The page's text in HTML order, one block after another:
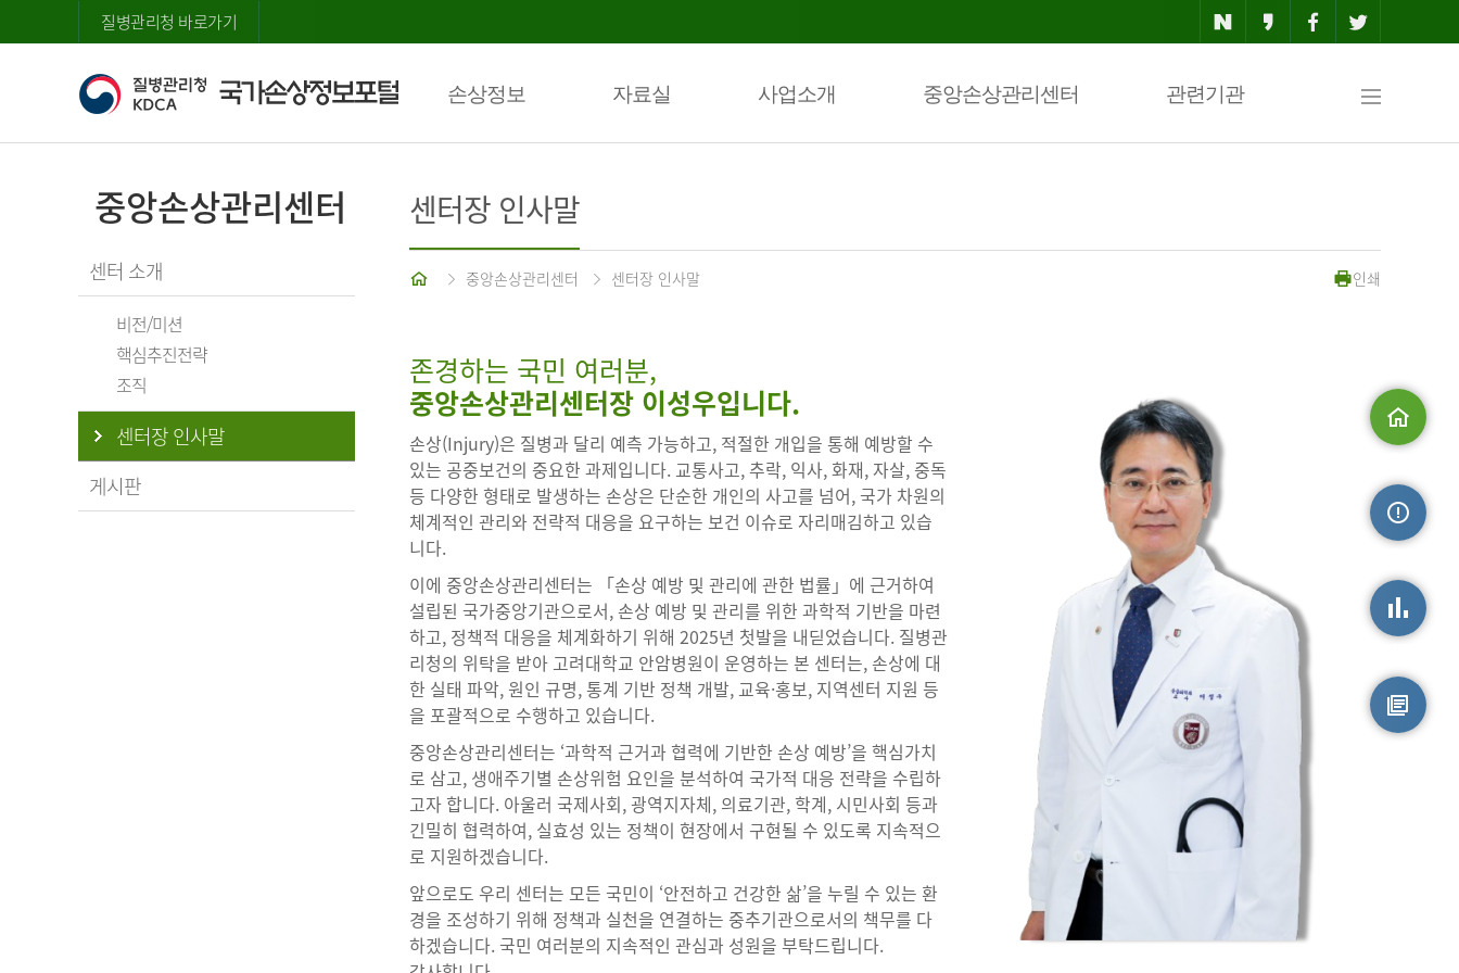
질병관리청 바로가기
손상정보 자료실 사업소개 중앙손상관리센터 관련기관
맵
중앙손상관리센터
센터 소개
비전/미션
핵심추진전략
조직
센터장 인사말
게시판
센터장 인사말
중앙손상관리센터 센터장 인사말 인쇄
존경하는 국민 여러분,
중앙손상관리센터장 이성우입니다.
손상(Injury)은 질병과 달리 예측 가능하고, 적절한 개입을 통해 예방할 수
있는 공중보건의 중요한 과제입니다. 교통사고, 추락, 익사, 화재, 자살, 중독
등 다양한 형태로 발생하는 손상은 단순한 개인의 사고를 넘어, 국가 차원의
체계적인 관리와 전략적 대응을 요구하는 보건 이슈로 자리매김하고 있습
니다.
이에 중앙손상관리센터는 「손상 예방 및 관리에 관한 법률」에 근거하여
설립된 국가중앙기관으로서, 손상 예방 및 관리를 위한 과학적 기반을 마련
하고, 정책적 대응을 체계화하기 위해 2025년 첫발을 내딛었습니다. 질병관
리청의 위탁을 받아 고려대학교 안암병원이 운영하는 본 센터는, 손상에 대
한 실태 파악, 원인 규명, 통계 기반 정책 개발, 교육·홍보, 지역센터 지원 등
을 포괄적으로 수행하고 있습니다.
중앙손상관리센터는 ‘과학적 근거과 협력에 기반한 손상 예방’을 핵심가치
로 삼고, 생애주기별 손상위험 요인을 분석하여 국가적 대응 전략을 수립하
고자 합니다. 아울러 국제사회, 광역지자체, 의료기관, 학계, 시민사회 등과
긴밀히 협력하여, 실효성 있는 정책이 현장에서 구현될 수 있도록 지속적으
로 지원하겠습니다.
앞으로도 우리 센터는 모든 국민이 ‘안전하고 건강한 삶’을 누릴 수 있는 환
경을 조성하기 위해 정책과 실천을 연결하는 중추기관으로서의 책무를 다
하겠습니다. 국민 여러분의 지속적인 관심과 성원을 부탁드립니다.